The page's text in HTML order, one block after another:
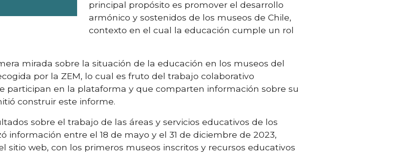
principal propósito es promover el desarrollo
armónico y sostenidos de los museos de Chile,
contexto en el cual la educación cumple un rol
mirada sobre la situación de la educación en los museos del
por la ZEM, lo cual es fruto del trabajo colaborativo
participan en la plataforma y que comparten información sobre su
construir este informe.
sobre el trabajo de las áreas y servicios educativos de los
información entre el 18 de mayo y el 31 de diciembre de 2023,
sitio web, con los primeros museos inscritos y recursos educativos